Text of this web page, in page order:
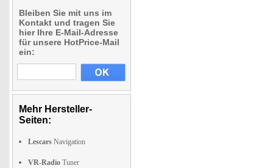
Bleiben Sie mit uns im
Kontakt und tragen Sie
hier Ihre E-Mail-Adresse
für unsere HotPrice-Mail
ein:
Mehr Hersteller-
Seiten:
Lescars Navigation
VR-Radio Tuner